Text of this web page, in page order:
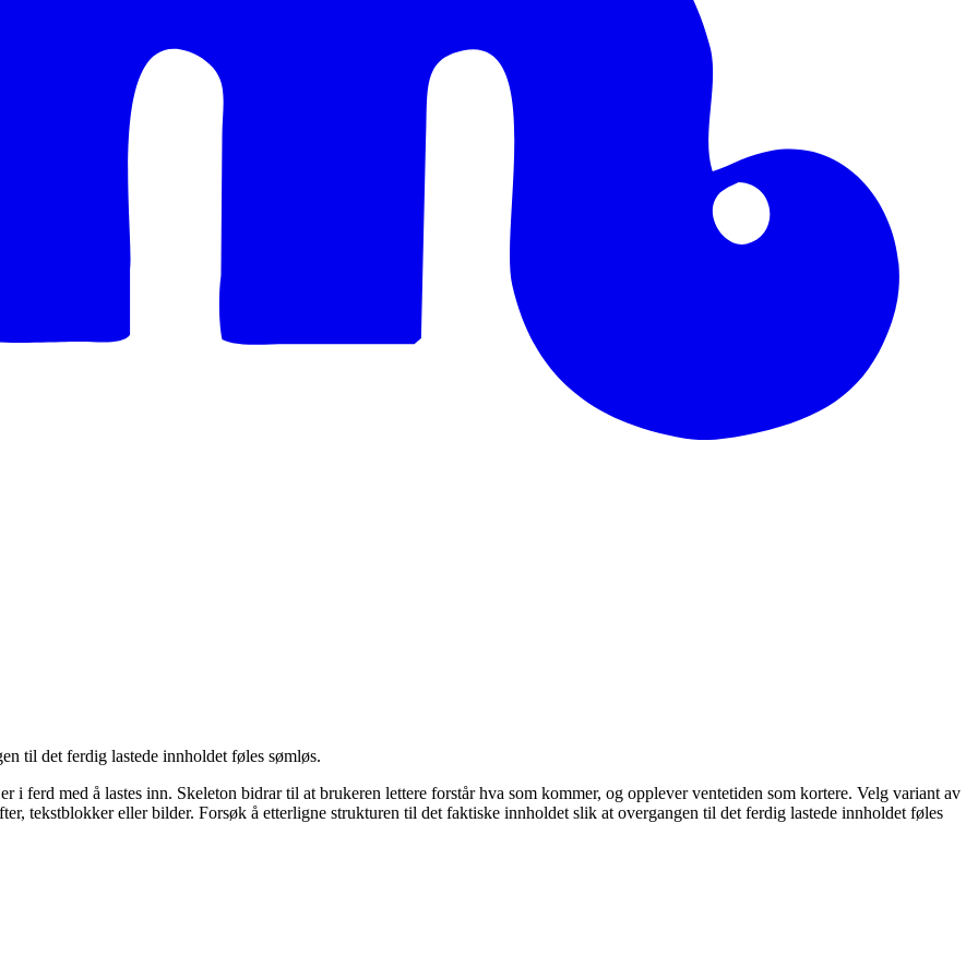
til det ferdig lastede innholdet føles sømløs.
i ferd med å lastes inn. Skeleton bidrar til at brukeren lettere forstår hva som kommer, og opplever ventetiden som kortere. Velg variant av
tekstblokker eller bilder. Forsøk å etterligne strukturen til det faktiske innholdet slik at overgangen til det ferdig lastede innholdet føles